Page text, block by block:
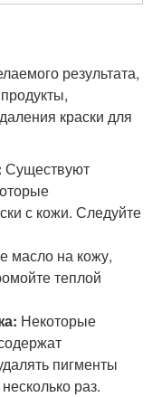
результата,
краски для
Существуют
с кожи. Следуйте
масло на кожу,
теплой
Некоторые
пигменты
раз.